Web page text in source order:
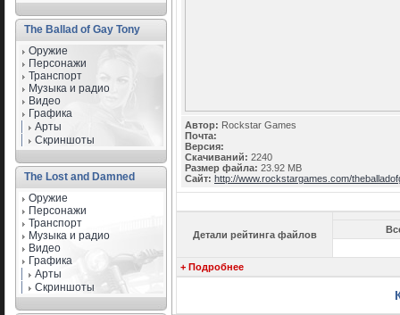
The Ballad of Gay Tony
Оружие
Персонажи
Транспорт
Музыка и радио
Видео
Графика
Арты
Скриншоты
The Lost and Damned
Оружие
Персонажи
Транспорт
Музыка и радио
Видео
Графика
Арты
Скриншоты
Автор: Rockstar Games
Почта:
Версия:
Скачиваний: 2240
Размер файла: 23.92 MB
Сайт: http://www.rockstargames.com/
Детали рейтинга файлов
+ Подробнее